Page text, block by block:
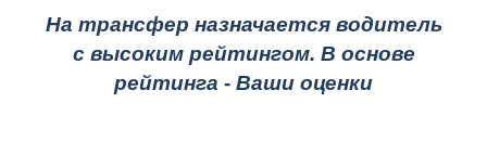
На трансфер назначается водитель
с высоким рейтингом. В основе
рейтинга - Ваши оценки